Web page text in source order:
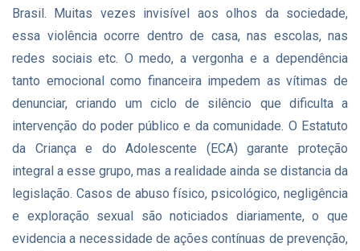
Brasil. Muitas vezes invisível aos olhos da sociedade,
essa violência ocorre dentro de casa, nas escolas, nas
redes sociais etc. O medo, a vergonha e a dependência
tanto emocional como financeira impedem as vítimas de
denunciar, criando um ciclo de silêncio que dificulta a
intervenção do poder público e da comunidade. O Estatuto
da Criança e do Adolescente (ECA) garante proteção
integral a esse grupo, mas a realidade ainda se distancia da
legislação. Casos de abuso físico, psicológico, negligência
e exploração sexual são noticiados diariamente, o que
evidencia a necessidade de ações contínuas de prevenção,